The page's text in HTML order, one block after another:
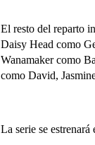
El resto del reparto
Daisy Head como
Wanamaker como
como David,
La serie se